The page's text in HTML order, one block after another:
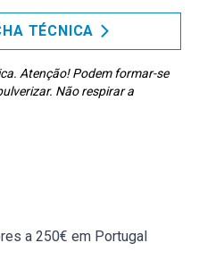
TÉCNICA
Atenção! Podem formar-se
Não respirar a
a 250€ em Portugal